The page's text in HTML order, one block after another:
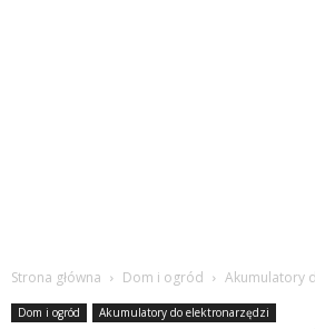
Strona główna Dom i ogród Akumulatory
Dom i ogród Akumulatory do elektronarzędzi